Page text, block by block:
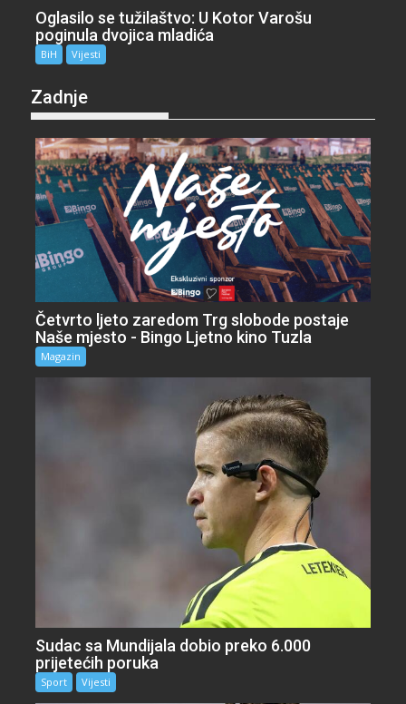
Oglasilo se tužilaštvo: U Kotor Varošu
poginula dvojica mladića
BiH Vijesti
Zadnje
Četvrto ljeto zaredom Trg slobode postaje
Naše mjesto - Bingo Ljetno kino Tuzla
Magazin
Sudac sa Mundijala dobio preko 6.000
prijetećih poruka
Sport Vijesti